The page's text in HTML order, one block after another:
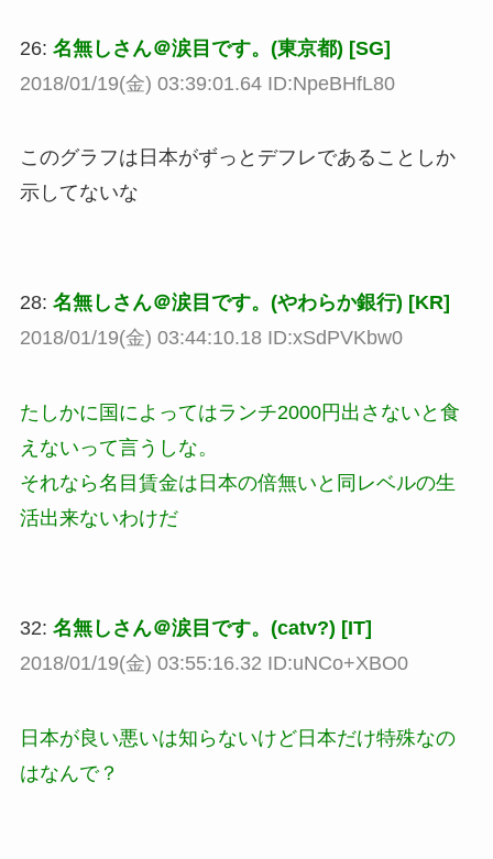
26: 名無しさん＠涙目です。(東京都) [SG]
2018/01/19(金) 03:39:01.64 ID:NpeBHfL80
このグラフは日本がずっとデフレであることしか
示してないな
28: 名無しさん＠涙目です。(やわらか銀行) [KR]
2018/01/19(金) 03:44:10.18 ID:xSdPVKbw0
たしかに国によってはランチ2000円出さないと食
えないって言うしな。
それなら名目賃金は日本の倍無いと同レベルの生
活出来ないわけだ
32: 名無しさん＠涙目です。(catv?) [IT]
2018/01/19(金) 03:55:16.32 ID:uNCo+XBO0
日本が良い悪いは知らないけど日本だけ特殊なの
はなんで？